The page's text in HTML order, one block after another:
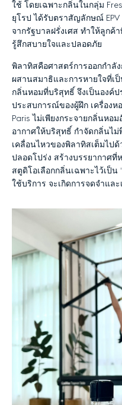
ใช้ โดยเฉพาะกลิ่นในกลุ่ม
ยุโรป
ได้รับตราสัญลักษณ์
จากรัฐบาลฝรั่งเศส ทำให้ลูกค้
รู้สึกสบายใจและปลอดภัย
พิลาทิสคือศาสตร์การออกกำลั
ผสานสมาธิและการหายใจที่เ
กลิ่นหอมที่บริสุทธิ์ จึงเป็นองค์
ประสบการณ์ของผู้ฝึก เครื่อง
Paris ไม่เพียงกระจายกลิ่นหอ
อากาศให้บริสุทธิ์ กำจัดกลิ่นไ
เคลื่อนไหวของพิลาทิสเต็มไป
ปลอดโปร่ง สร้างบรรยากาศที่
สตูดิโอเลือกกลิ่นเฉพาะไว้เป็น
ใช้บริการ จะเกิดการจดจำแล